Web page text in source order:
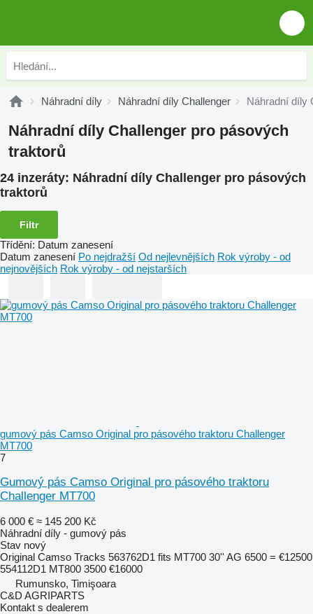
Náhradní díly Náhradní díly Challenger Náhradní díly
Náhradní díly Challenger pro pásových
traktorů
24 inzeráty: Náhradní díly Challenger pro pásových
traktorů
Filtr
Třídění: Datum zanesení
Datum zanesení Po nejdražší Od nejlevnějších Rok výroby - od
nejnovějších Rok výroby - od nejstarších
gumový pás Camso Original pro pásového traktoru Challenger
MT700
7
Gumový pás Camso Original pro pásového traktoru
Challenger MT700
6 000 € ≈ 145 200 Kč
Náhradní díly - gumový pás
Stav nový
Original Camso Tracks 563762D1 fits MT700 30'' AG 6500 = €12500
554112D1 MT800 3500 €16000
Rumunsko, Timişoara
C&D AGRIPARTS
Kontakt s dealerem